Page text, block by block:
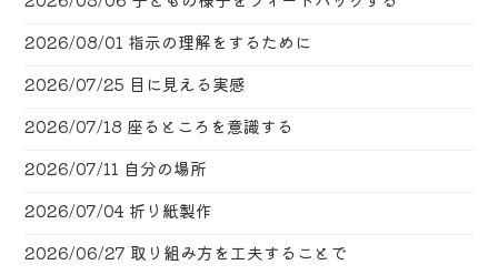
2026/08/01 指示の理解をするために
2026/07/25 目に見える実感
2026/07/18 座るところを意識する
2026/07/11 自分の場所
2026/07/04 折り紙製作
2026/06/27 取り組み方を工夫することで